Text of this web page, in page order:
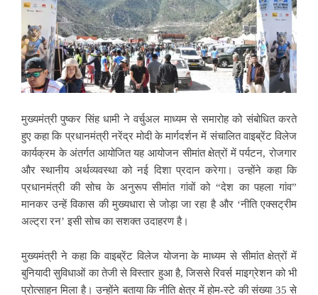
मुख्यमंत्री पुष्कर सिंह धामी ने वर्चुअल माध्यम से समारोह को संबोधित करते
हुए कहा कि प्रधानमंत्री नरेंद्र मोदी के मार्गदर्शन में संचालित वाइब्रेंट विलेज
कार्यक्रम के अंतर्गत आयोजित यह आयोजन सीमांत क्षेत्रों में पर्यटन, रोजगार
और स्थानीय अर्थव्यवस्था को नई दिशा प्रदान करेगा। उन्होंने कहा कि
प्रधानमंत्री की सोच के अनुरूप सीमांत गांवों को “देश का पहला गांव”
मानकर उन्हें विकास की मुख्यधारा से जोड़ा जा रहा है और ‘नीति एक्सट्रीम
अल्ट्रा रन’ इसी सोच का सशक्त उदाहरण है।
मुख्यमंत्री ने कहा कि वाइब्रेंट विलेज योजना के माध्यम से सीमांत क्षेत्रों में
बुनियादी सुविधाओं का तेजी से विस्तार हुआ है, जिससे रिवर्स माइग्रेशन को भी
प्रोत्साहन मिला है। उन्होंने बताया कि नीति क्षेत्र में होम-स्टे की संख्या 35 से